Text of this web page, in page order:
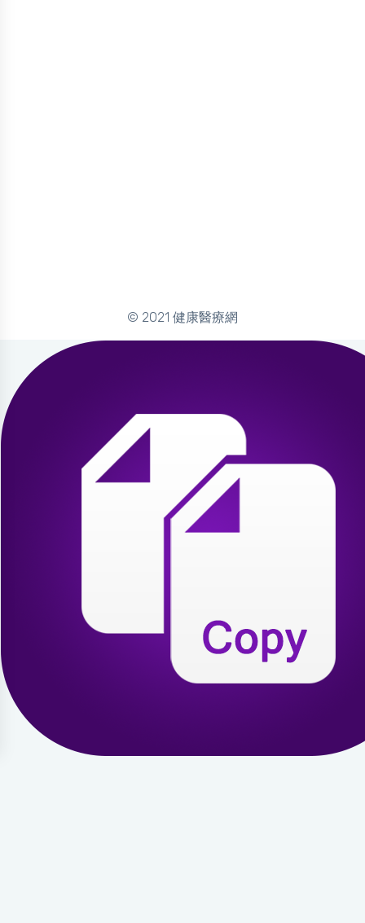
© 2021 健康醫療網